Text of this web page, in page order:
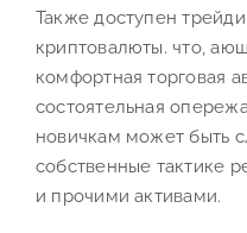
Также доступен
криптовалюты. что,
комфортная торговая
состоятельная
новичкам может быть
собственные тактике
и прочими активами.